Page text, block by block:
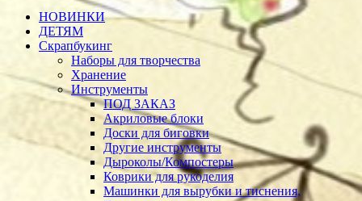
НОВИНКИ
ДЕТЯМ
Скрапбукинг
Наборы для творчества
Хранение
Инструменты
ПОД ЗАКАЗ
Акриловые блоки
Доски для биговки
Другие инструменты
Дыроколы/Компостеры
Коврики для рукоделия
Машинки для вырубки и тиснения,